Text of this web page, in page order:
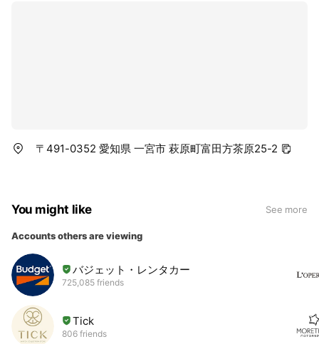
〒491-0352 愛知県 一宮市 萩原町富田方茶原25-2
You might like See more
Accounts others are viewing
バジェット・レンタカー
725,085 friends
Tick
806 friends